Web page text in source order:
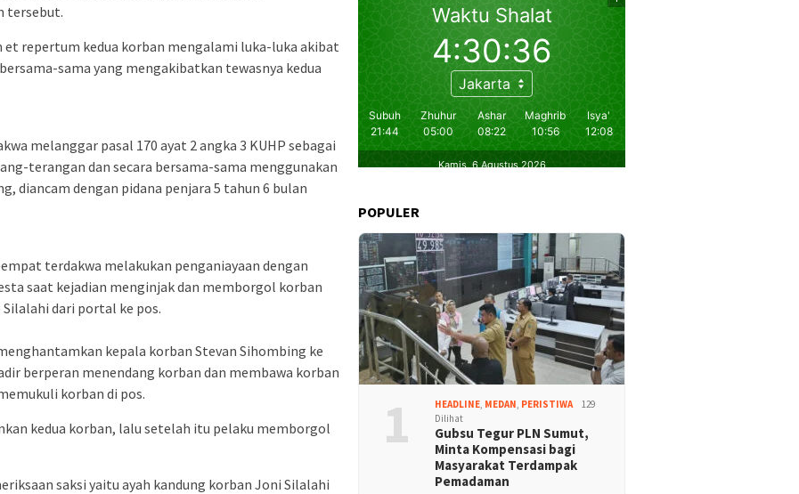
tersebut.
repertum kedua korban mengalami luka-luka akibat
sama yang mengakibatkan tewasnya kedua
melanggar pasal 170 ayat 2 angka 3 KUHP sebagai
terangan dan secara bersama-sama menggunakan
diancam dengan pidana penjara 5 tahun 6 bulan
terdakwa melakukan penganiayaan dengan
saat kejadian menginjak dan memborgol korban
dari portal ke pos.
kepala korban Stevan Sihombing ke
berperan menendang korban dan membawa korban
korban di pos.
kedua korban, lalu setelah itu pelaku memborgol
saksi yaitu ayah kandung korban Joni Silalahi
POPULER
1 HEADLINE, MEDAN, PERISTIWA
129
Dilihat
Gubsu Tegur PLN Sumut,
Minta Kompensasi bagi
Masyarakat Terdampak
Pemadaman